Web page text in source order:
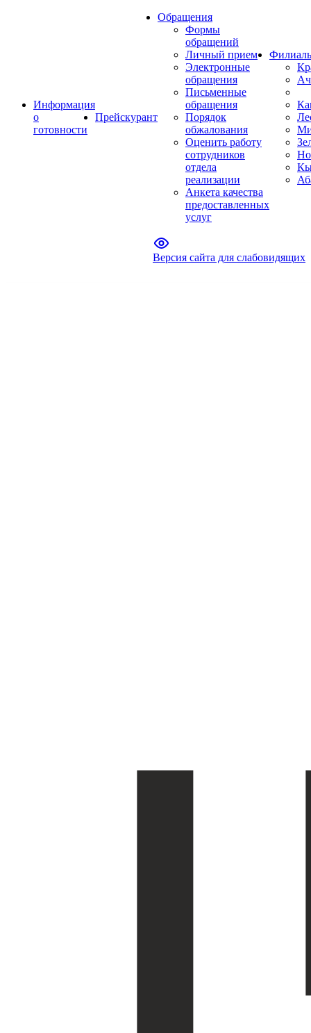
Информация
о
готовности
Прейскурант
Обращения
Формы
обращений
Личный прием
Электронные
обращения
Письменные
обращения
Порядок
обжалования
Оценить работу
сотрудников
отдела
реализации
Анкета качества
предоставленных
услуг
Версия сайта для слабовидящих